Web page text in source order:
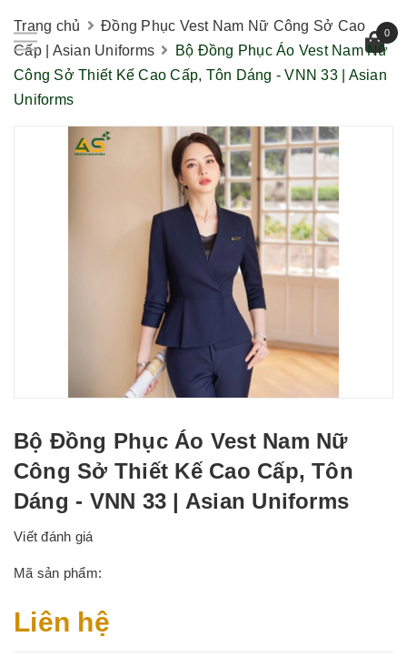
0
Trang chủ
Đồng Phục Vest Nam Nữ Công Sở Cao
Cấp | Asian Uniforms
Bộ Đồng Phục Áo Vest Nam Nữ
Công Sở Thiết Kế Cao Cấp, Tôn Dáng - VNN 33 | Asian
Uniforms
Bộ Đồng Phục Áo Vest Nam Nữ
Công Sở Thiết Kế Cao Cấp, Tôn
Dáng - VNN 33 | Asian Uniforms
Viết đánh giá
Mã sản phẩm:
Liên hệ